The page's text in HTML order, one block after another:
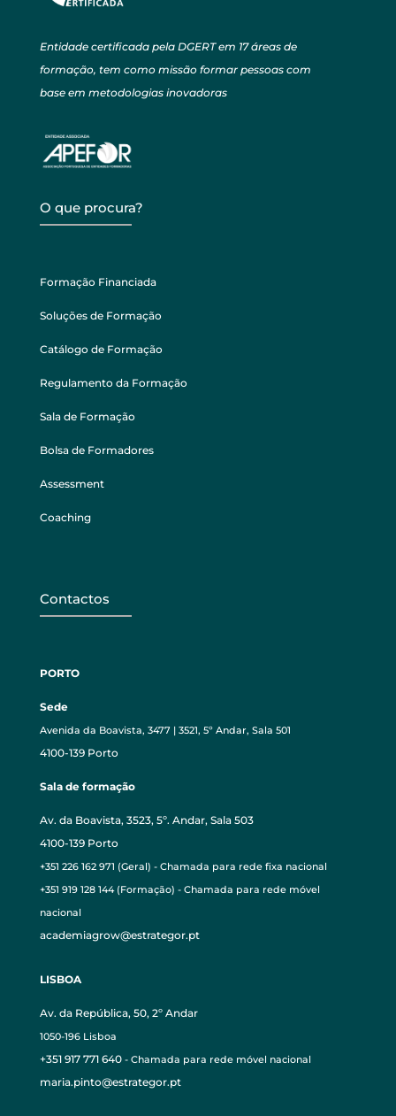
Entidade certificada pela DGERT em 17 áreas de
formação, tem como missão formar pessoas com
base em metodologias inovadoras
O que procura?
Formação Financiada
Soluções de Formação
Catálogo de Formação
Regulamento da Formação
Sala de Formação
Bolsa de Formadores
Assessment
Coaching
Contactos
PORTO
Sede
Avenida da Boavista, 3477 | 3521, 5º Andar, Sala 501
4100-139 Porto
Sala de formação
Av. da Boavista, 3523, 5º. Andar, Sala 503
4100-139 Porto
+351 226 162 971 (Geral) - Chamada para rede fixa nacional
+351 919 128 144 (Formação) - Chamada para rede móvel
nacional
academiagrow@estrategor.pt
LISBOA
Av. da República, 50, 2º Andar
1050-196 Lisboa
+351 917 771 640- Chamada para rede móvel nacional
maria.pinto@estrategor.pt